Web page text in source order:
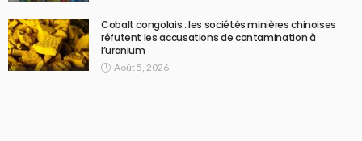
Cobalt congolais : les sociétés minières chinoises
réfutent les accusations de contamination à
l’uranium
Août 5, 2026